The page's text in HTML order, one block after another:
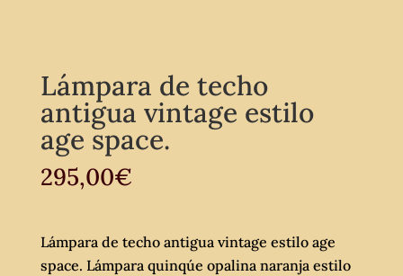
Lámpara de techo
antigua vintage estilo
age space.
295,00€
Lámpara de techo antigua vintage estilo age
space. Lámpara quinqúe opalina naranja estilo